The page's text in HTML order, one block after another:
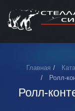
Главная
Ролл-
Ролл-